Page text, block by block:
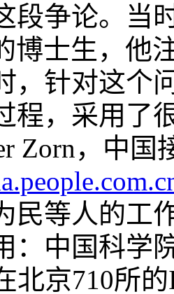
段争论。当
博士生，他
，针对这个
程，采用了
Zorn，中
民等人的工
：中国科学
北京710所